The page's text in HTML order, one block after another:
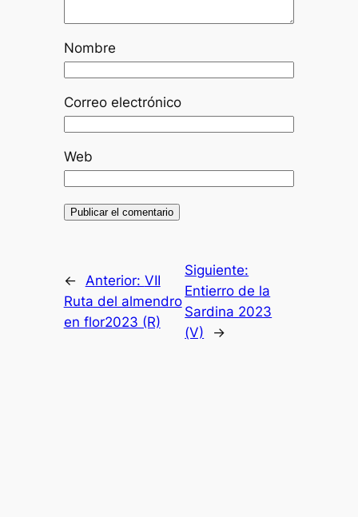
Nombre
Correo electrónico
Web
← Anterior: VII
Ruta del almendro
en flor2023 (R)
Siguiente:
Entierro de la
Sardina 2023
(V)
→